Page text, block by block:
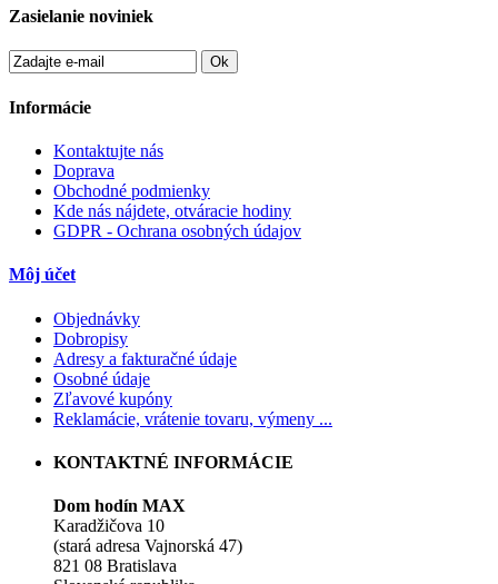
Zasielanie noviniek
Ok
Informácie
Kontaktujte nás
Doprava
Obchodné podmienky
Kde nás nájdete, otváracie hodiny
GDPR - Ochrana osobných údajov
Môj účet
Objednávky
Dobropisy
Adresy a fakturačné údaje
Osobné údaje
Zľavové kupóny
Reklamácie, vrátenie tovaru, výmeny ...
KONTAKTNÉ INFORMÁCIE
Dom hodín MAX
Karadžičova 10
(stará adresa Vajnorská 47)
821 08 Bratislava